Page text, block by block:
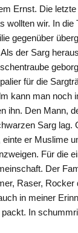
Ernst. Die
wollten wir. In die
gegenüber
der Sarg
für die
kann man noch
ihn. Den Mann,
Sarg lag.
einte er Muslime
Für die
Der
Raser, Rocker
in meiner
packt. In